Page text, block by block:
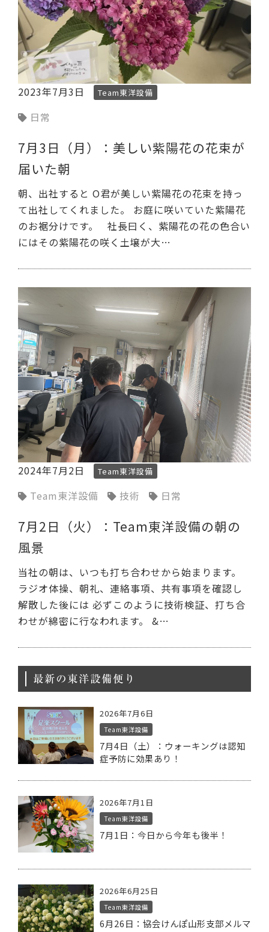
2023年7月3日 Team東洋設備
日常
7月3日（月）：美しい紫陽花の花束が
届いた朝
朝、出社すると O君が美しい紫陽花の花束を持っ
て出社してくれました。 お庭に咲いていた紫陽花
のお裾分けです。 社長曰く、紫陽花の花の色合い
にはその紫陽花の咲く土壌が大…
2024年7月2日 Team東洋設備
Team東洋設備 技術 日常
7月2日（火）：Team東洋設備の朝の
風景
当社の朝は、いつも打ち合わせから始まります。
ラジオ体操、朝礼、連絡事項、共有事項を確認し
解散した後には 必ずこのように技術検証、打ち合
わせが綿密に行なわれます。 &…
最新の東洋設備便り
2026年7月6日
Team東洋設備
7月4日（土）：ウォーキングは認知
症予防に効果あり！
2026年7月1日
Team東洋設備
7月1日：今日から今年も後半！
2026年6月25日
Team東洋設備
6月26日：協会けんぽ山形支部メルマ